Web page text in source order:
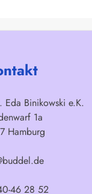
Eda Binikowski e.K.
1a
Hamburg
46 28 52